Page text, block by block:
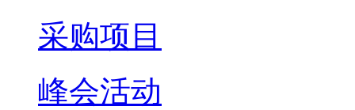
采购项目
峰会活动